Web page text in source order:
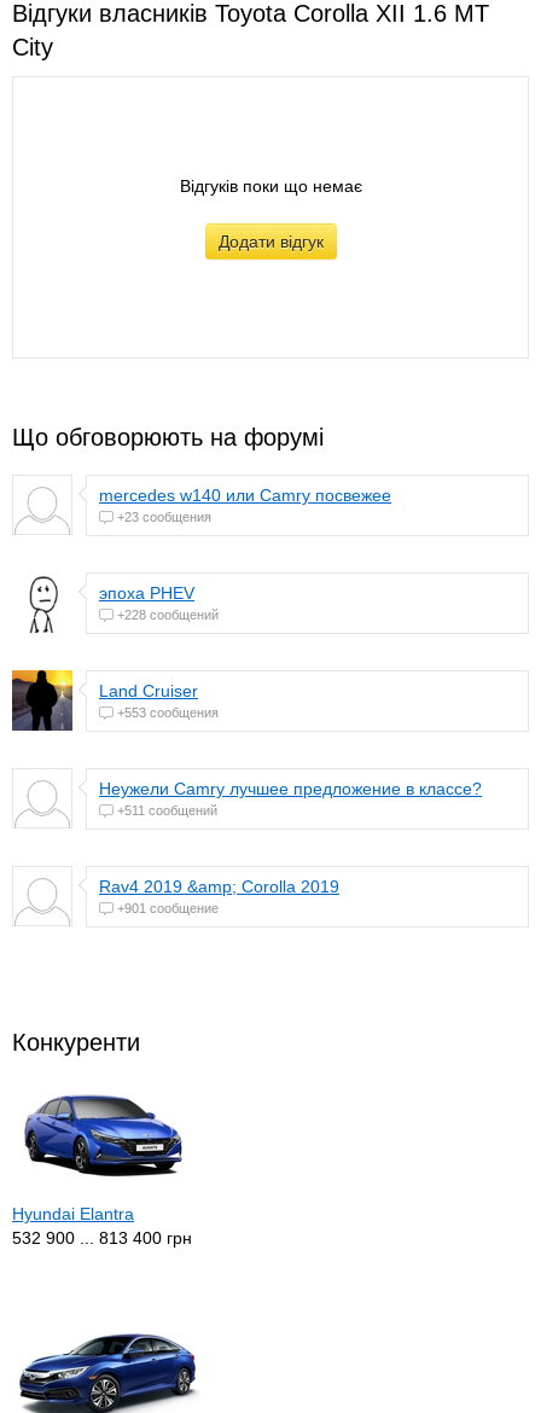
Відгуки власників Toyota Corolla XII 1.6 MT
City
Відгуків поки що немає
Додати відгук
Що обговорюють на форумі
mercedes w140 или Camry посвежее
+23 сообщения
эпоха PHEV
+228 сообщений
Land Cruiser
+553 сообщения
Неужели Camry лучшее предложение в классе?
+511 сообщений
Rav4 2019 &amp; Corolla 2019
+901 сообщение
Конкуренти
Hyundai Elantra
532 900 ... 813 400 грн